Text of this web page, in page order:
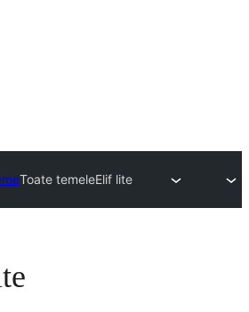
Toate temeleElif lite